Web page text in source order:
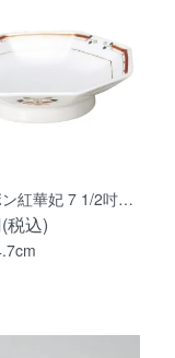
ン紅華妃 7 1/2吋…
税込)